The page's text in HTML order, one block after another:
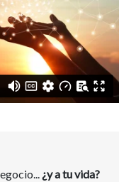
¿y a tu vida?